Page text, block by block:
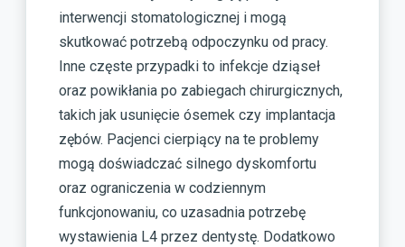
interwencji stomatologicznej i mogą
skutkować potrzebą odpoczynku od pracy.
Inne częste przypadki to infekcje dziąseł
oraz powikłania po zabiegach chirurgicznych,
takich jak usunięcie ósemek czy implantacja
zębów. Pacjenci cierpiący na te problemy
mogą doświadczać silnego dyskomfortu
oraz ograniczenia w codziennym
funkcjonowaniu, co uzasadnia potrzebę
wystawienia L4 przez dentystę. Dodatkowo